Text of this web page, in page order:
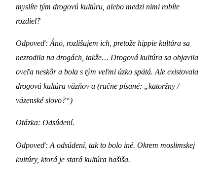
myslíte tým drogovú kultúru, alebo medzi nimi robíte
rozdiel?
Odpoveď: Áno, rozlišujem ich, pretože hippie kultúra sa
nezrodila na drogách, takže… Drogová kultúra sa objavila
oveľa neskôr a bola s tým veľmi úzko spätá. Ale existovala
drogová kultúra väzňov a (ručne písané: „katoržny /
väzenské slovo?“)
Otázka: Odsúdení.
Odpoveď: A odsúdení, tak to bolo iné. Okrem moslimskej
kultúry, ktorá je stará kultúra hašiša.